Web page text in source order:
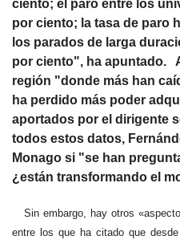
ciento; el paro entre los
por ciento; la tasa de paro
los parados de larga
por ciento", ha apuntado.
región "donde más han
ha perdido más poder
aportados por el dirigente
todos estos datos,
Monago si "se han
¿están transformando el
Sin embargo, hay otros
entre los que ha citado que